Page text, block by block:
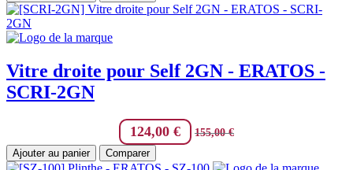
Vitre droite pour Self 2GN - ERATOS -
SCRI-2GN
124,00 € 155,00€
Ajouter au panier
Comparer